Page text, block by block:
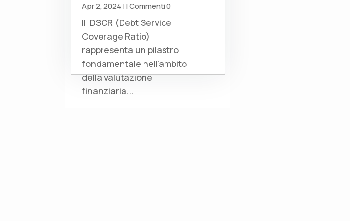
Apr 2, 2024 | | Commenti 0
Il DSCR (Debt Service
Coverage Ratio)
rappresenta un pilastro
fondamentale nell'ambito
della valutazione
finanziaria...